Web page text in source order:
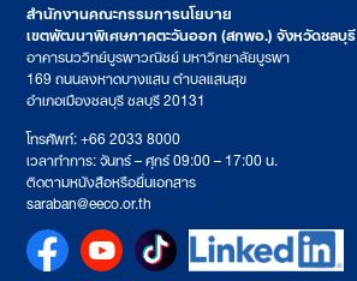
สำนักงานคณะกรรมการนโยบาย
เขตพัฒนาพิเศษภาคตะวันออก (สกพอ.) จังหวัดชลบุรี
อาคารนววิทย์บูรพาวณิชย์ มหาวิทยาลัยบูรพา
169 ถนนลงหาดบางแสน ตำบลแสนสุข
อำเภอเมืองชลบุรี ชลบุรี 20131
โทรศัพท์: +66 2033 8000
เวลาทำการ: จันทร์ – ศุกร์ 09:00 – 17:00 น.
ติดตามหนังสือหรือยื่นเอกสาร
saraban@eeco.or.th